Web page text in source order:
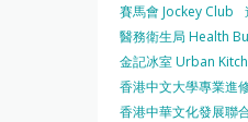
賽馬會 Jockey Club
醫務衛生局 Health
金記冰室 Urban
香港中文大學專業進
香港中華文化發展聯